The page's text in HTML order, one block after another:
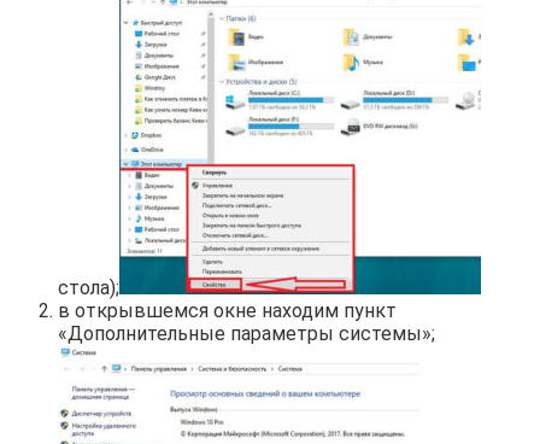
стола);
в открывшемся окне находим пункт
«Дополнительные параметры системы»;